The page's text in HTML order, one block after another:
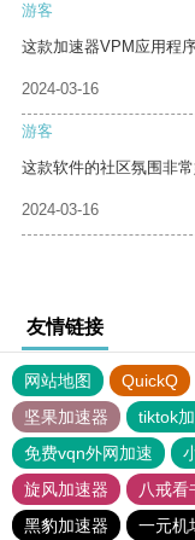
游客
这款加速器VPM应用程
2024-03-16
游客
这款软件的社区氛围非
2024-03-16
友情链接
网站地图 QuickQ
坚果加速器
tiktok
免费vqn外网加速
旋风加速器
八戒看
黑豹加速器
一元机